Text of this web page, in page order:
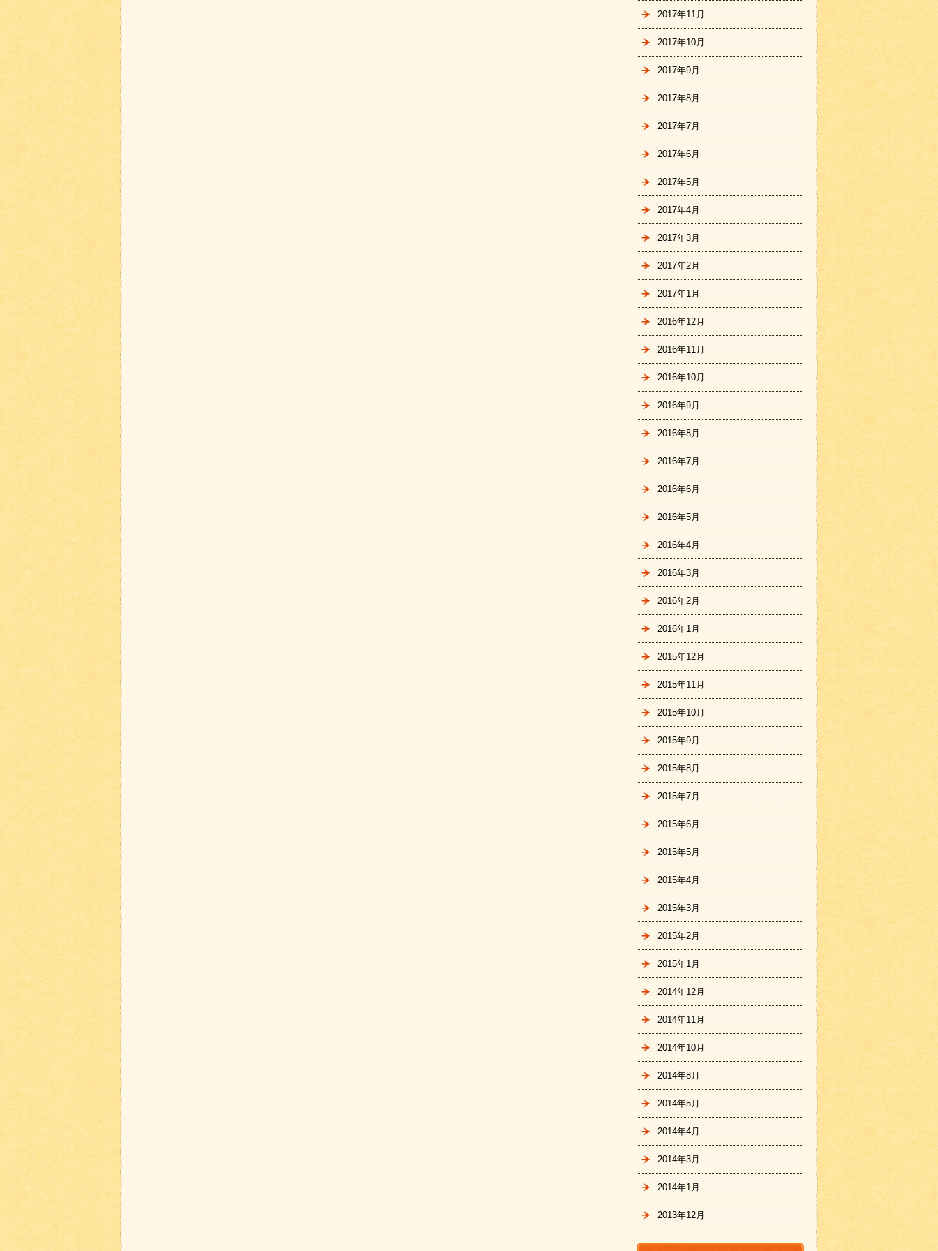
2017年11月
2017年10月
2017年9月
2017年8月
2017年7月
2017年6月
2017年5月
2017年4月
2017年3月
2017年2月
2017年1月
2016年12月
2016年11月
2016年10月
2016年9月
2016年8月
2016年7月
2016年6月
2016年5月
2016年4月
2016年3月
2016年2月
2016年1月
2015年12月
2015年11月
2015年10月
2015年9月
2015年8月
2015年7月
2015年6月
2015年5月
2015年4月
2015年3月
2015年2月
2015年1月
2014年12月
2014年11月
2014年10月
2014年8月
2014年5月
2014年4月
2014年3月
2014年1月
2013年12月